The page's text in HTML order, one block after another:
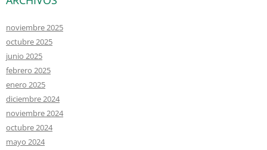
noviembre 2025
octubre 2025
junio 2025
febrero 2025
enero 2025
diciembre 2024
noviembre 2024
octubre 2024
mayo 2024